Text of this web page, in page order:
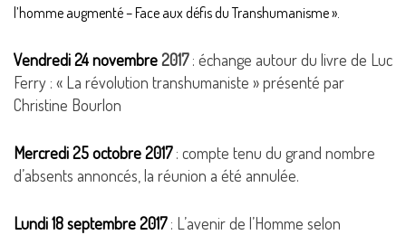
l’homme augmenté – Face aux défis du Transhumanisme ».
Vendredi 24 novembre2017: échange autour du livre de Luc
Ferry : « La révolution transhumaniste » présenté par
Christine Bourlon
Mercredi 25 octobre 2017: compte tenu du grand nombre
d’absents annoncés, la réunion a été annulée.
Lundi 18 septembre 2017: L’avenir de l’Homme selon